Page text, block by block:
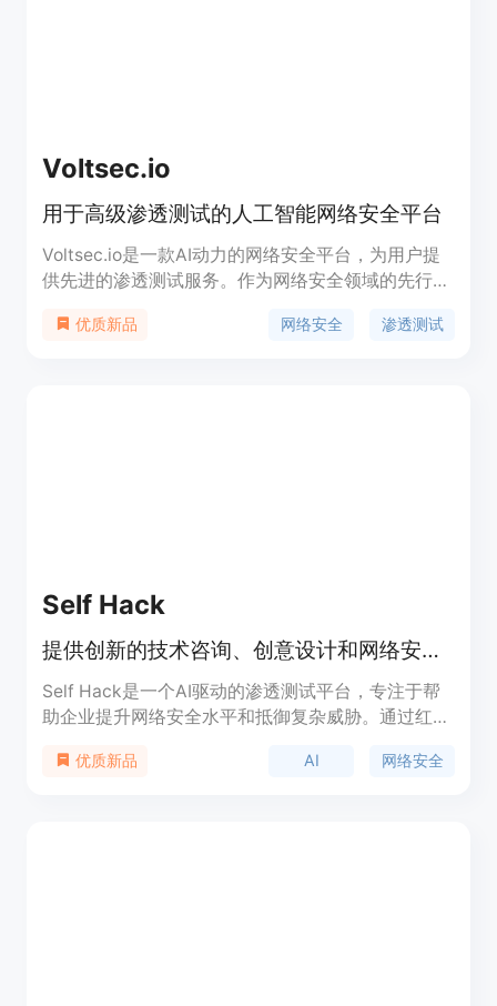
Voltsec.io
用于高级渗透测试的人工智能网络安全平台
Voltsec.io是一款AI动力的网络安全平台，为用户提
供先进的渗透测试服务。作为网络安全领域的先行
的战略盟友，在深度渗透测试中为您提供可操作的见
优质新品 网络安全 渗透测试
Self Hack
提供创新的技术咨询、创意设计和网络安全解决方案，专注于网站和移动应用、AI驱动洞察和综合网络安全策略，助力企业发展。
Self Hack是一个AI驱动的渗透测试平台，专注于帮
助企业提升网络安全水平和抵御复杂威胁。通过红队
务，增强安全防护和弹性。
优质新品 AI 网络安全